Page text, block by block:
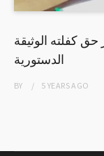
حق كفلته الوثيقة
الدستورية
BY 5 YEARSAGO